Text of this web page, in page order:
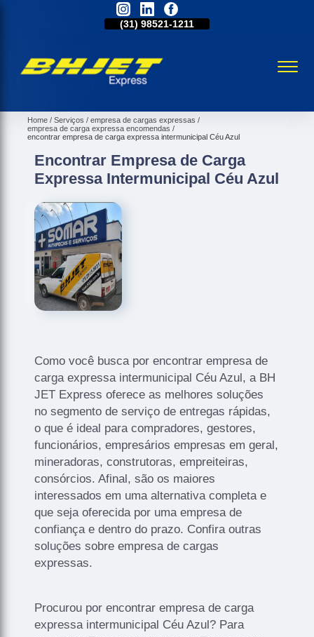
(31) 98521-1211
Home Serviços
empresa de cargas expressas
empresa de carga expressa encomendas
encontrar empresa de carga expressa intermunicipal Céu Azul
Encontrar Empresa de Carga
Expressa Intermunicipal Céu Azul
Como você busca por encontrar empresa de
carga expressa intermunicipal Céu Azul, a BH
JET Express oferece as melhores soluções
no segmento de serviço de entregas rápidas,
o que é ideal para compradores, gestores,
funcionários, empresários empresas em geral,
mineradoras, construtoras, empreiteiras,
consórcios. Afinal, são os maiores
interessados em uma alternativa completa e
que seja oferecida por uma empresa de
confiança e dentro do prazo. Confira outras
soluções sobre empresa de cargas
expressas.
Procurou por encontrar empresa de carga
expressa intermunicipal Céu Azul? Para